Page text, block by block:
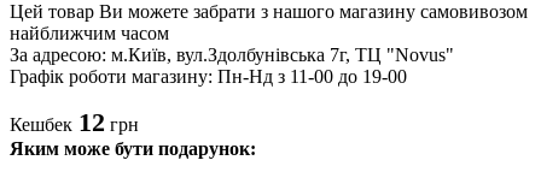
Цей товар Ви можете забрати з нашого магазину самовивозом
найближчим часом
За адресою: м.Київ, вул.Здолбунівська 7г, ТЦ "Novus"
Графік роботи магазину: Пн-Нд з 11-00 до 19-00
Кешбек 12 грн
Яким може бути подарунок: